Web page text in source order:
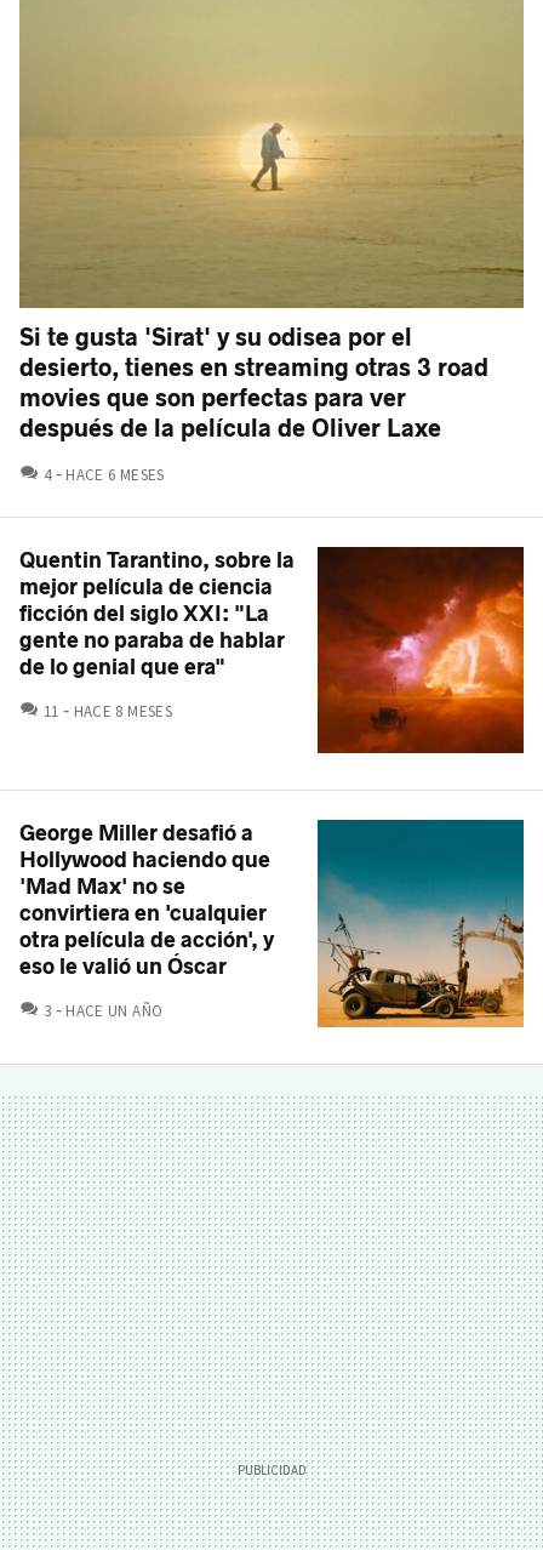
Si te gusta 'Sirat' y su odisea por el
desierto, tienes en streaming otras 3 road
movies que son perfectas para ver
después de la película de Oliver Laxe
4 COMENTARIOS
HACE 6 MESES
Quentin Tarantino, sobre la
mejor película de ciencia
ficción del siglo XXI: "La
gente no paraba de hablar
de lo genial que era"
11 COMENTARIOS
HACE 8 MESES
George Miller desafió a
Hollywood haciendo que
'Mad Max' no se
convirtiera en 'cualquier
otra película de acción', y
eso le valió un Óscar
3 COMENTARIOS
HACE UN AÑO